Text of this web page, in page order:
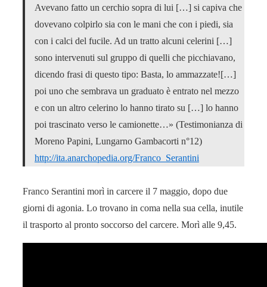
Avevano fatto un cerchio sopra di lui […] si capiva che
dovevano colpirlo sia con le mani che con i piedi, sia
con i calci del fucile. Ad un tratto alcuni celerini […]
sono intervenuti sul gruppo di quelli che picchiavano,
dicendo frasi di questo tipo: Basta, lo ammazzate![…]
poi uno che sembrava un graduato è entrato nel mezzo
e con un altro celerino lo hanno tirato su […] lo hanno
poi trascinato verso le camionette…» (Testimonianza di
Moreno Papini, Lungarno Gambacorti n°12)
http://ita.anarchopedia.org/Franco_Serantini
Franco Serantini morì in carcere il 7 maggio, dopo due
giorni di agonia. Lo trovano in coma nella sua cella, inutile
il trasporto al pronto soccorso del carcere. Morì alle 9,45.